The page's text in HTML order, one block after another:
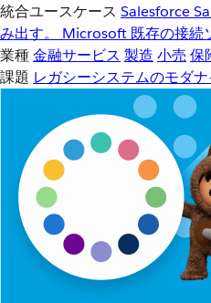
統合ユースケース Salesforce
み出す。
Microsoft 既存の接続
業種金融サービス 製造 小売 保
課題 レガシーシステムのモダ